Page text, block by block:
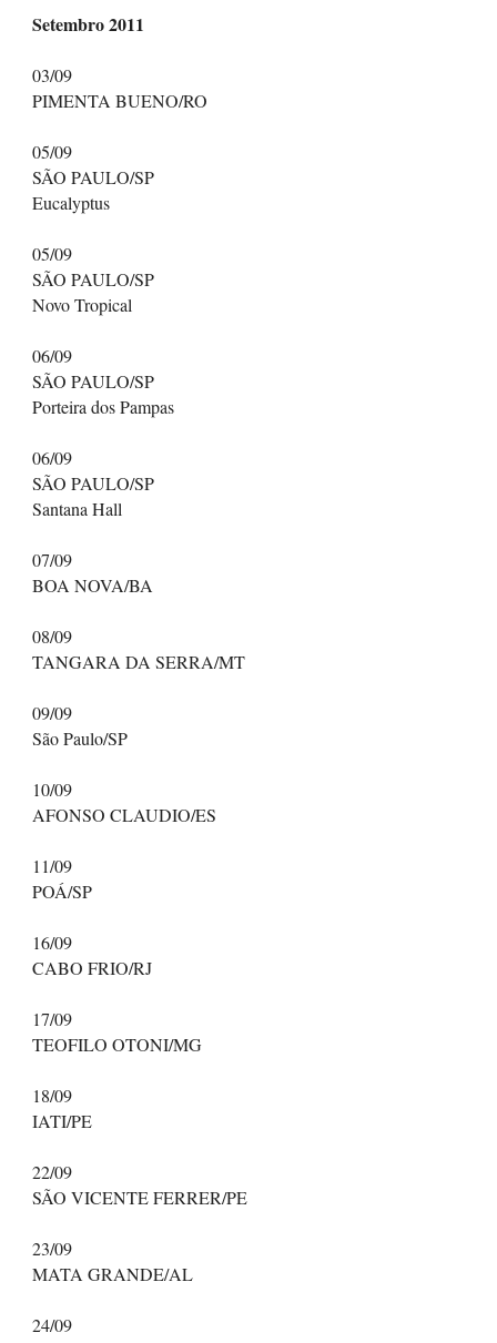
Setembro 2011
03/09
PIMENTA BUENO/RO
05/09
SÃO PAULO/SP
Eucalyptus
05/09
SÃO PAULO/SP
Novo Tropical
06/09
SÃO PAULO/SP
Porteira dos Pampas
06/09
SÃO PAULO/SP
Santana Hall
07/09
BOA NOVA/BA
08/09
TANGARA DA SERRA/MT
09/09
São Paulo/SP
10/09
AFONSO CLAUDIO/ES
11/09
POÁ/SP
16/09
CABO FRIO/RJ
17/09
TEOFILO OTONI/MG
18/09
IATI/PE
22/09
SÃO VICENTE FERRER/PE
23/09
MATA GRANDE/AL
24/09